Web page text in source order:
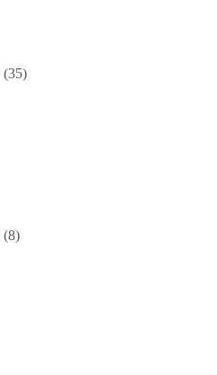
(35)
(8)